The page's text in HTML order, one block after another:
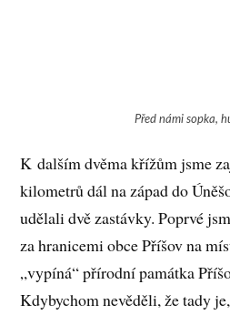
Před námi sopka,
K dalším dvěma křížům jsme
kilometrů dál na západ do
udělali dvě zastávky. Poprvé
za hranicemi obce Příšov na
„vypíná“ přírodní památka
Kdybychom nevěděli, že tady